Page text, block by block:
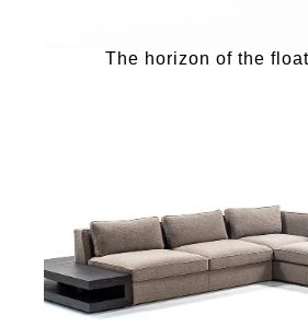
The horizon of the